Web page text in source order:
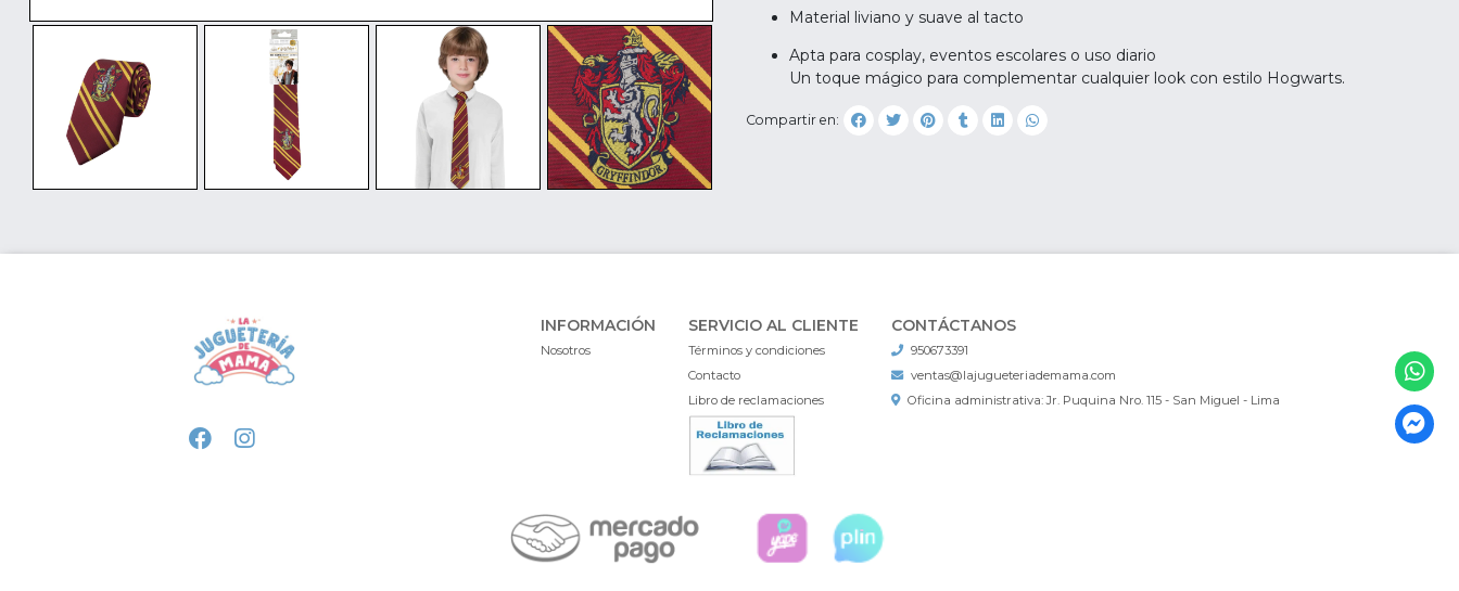
Material liviano y suave al tacto
Apta para cosplay, eventos escolares o uso diario
Un toque mágico para complementar cualquier look con estilo Hogwarts.
Compartir en:
INFORMACIÓN
Nosotros
SERVICIO AL CLIENTE
Términos y condiciones
Contacto
Libro de reclamaciones
CONTÁCTANOS
950673391
ventas@lajugueteriademama.com
Oficina administrativa: Jr. Puquina Nro. 115 - San Miguel - Lima